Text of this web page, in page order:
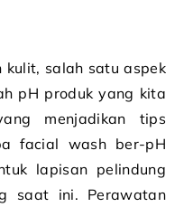
salah satu aspek
pH produk yang kita
menjadikan tips
facial wash ber-pH
lapisan pelindung
saat ini. Perawatan